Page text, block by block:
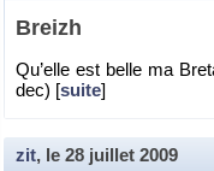
Breizh
Qu’elle est belle ma
dec) [suite]
zit, le 28 juillet 2009